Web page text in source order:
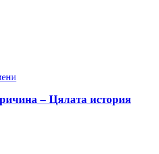
– Цялата история